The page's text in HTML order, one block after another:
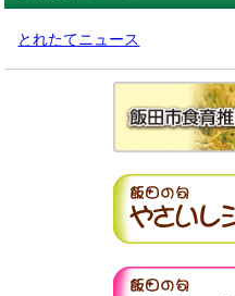
とれたてニュース